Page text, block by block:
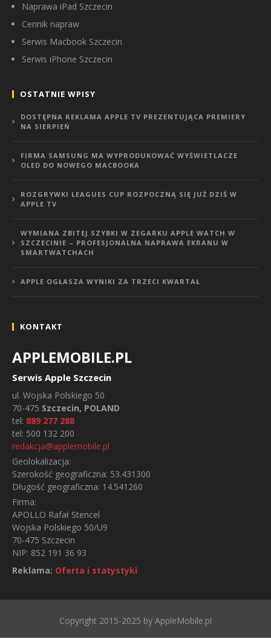
Naprawa iPad Szczecin
Cennik napraw
Serwis Macbook Szczecin
Serwis iPhone Szczecin
OSTATNIE WPISY
DOSTĘPNA REKLAMA APPLE TV PREZENTUJĄCA PREMIERY
NA SIERPIEŃ
FIRMA SAMSUNG MA WYPRODUKOWAĆ WYŚWIETLACZE
OLED DO NOWEGO MACBOOKA
ROZGRYWKI LEAGUES CUP ROZPOCZNĄ SIĘ JUŻ DZIŚ W
APPLE TV
WYMIANA ZBITEJ SZYBKI W ZEGARKU APPLE WATCH W
SZCZECINIE – PROFESJONALNA NAPRAWA EKRANU W
SMARTWATCHACH
APPLE OGŁASZA WYNIKI ZA TRZECI KWARTAŁ
KONTAKT
APPLEMOBILE.PL
Serwis Apple Szczecin
ul. Wojska Polskiego 50
70-475 Szczecin, POLAND
tel: 889 277 288
tel: 500 132 200
redakcja@applemobile.pl
Geolokalizacja:
Szerokość geograficzna: 53.431300
Długość geograficzna: 14.541260
Firma:
APOLLO Rafał Stencel
Wojska Polskiego 50/U9
70-475 Szczecin
NIP: 852 191 36 93
Reklama: Oferta i statystyki
Copyright 2015-2025 by AppleMobile.pl